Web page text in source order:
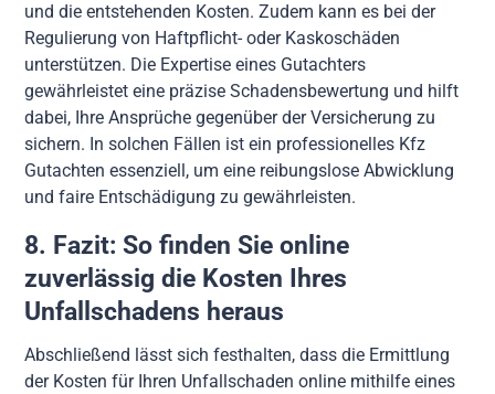
und die entstehenden Kosten. Zudem kann es bei der
Regulierung von Haftpflicht- oder Kaskoschäden
unterstützen. Die Expertise eines Gutachters
gewährleistet eine präzise Schadensbewertung und hilft
dabei, Ihre Ansprüche gegenüber der Versicherung zu
sichern. In solchen Fällen ist ein professionelles Kfz
Gutachten essenziell, um eine reibungslose Abwicklung
und faire Entschädigung zu gewährleisten.
8. Fazit: So finden Sie online
zuverlässig die Kosten Ihres
Unfallschadens heraus
Abschließend lässt sich festhalten, dass die Ermittlung
der Kosten für Ihren Unfallschaden online mithilfe eines